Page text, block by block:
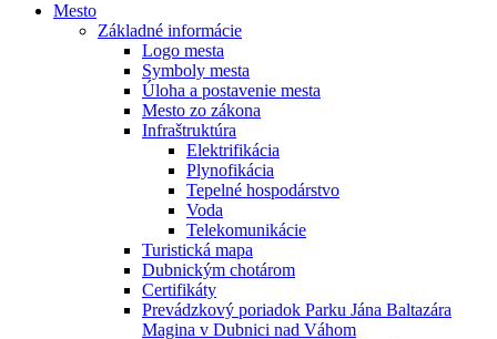
Mesto
Základné informácie
Logo mesta
Symboly mesta
Úloha a postavenie mesta
Mesto zo zákona
Infraštruktúra
Elektrifikácia
Plynofikácia
Tepelné hospodárstvo
Voda
Telekomunikácie
Turistická mapa
Dubnickým chotárom
Certifikáty
Prevádzkový poriadok Parku Jána Baltazára
Magina v Dubnici nad Váhom